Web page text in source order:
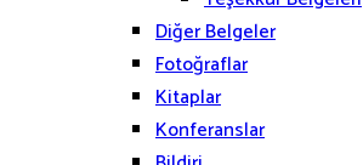
Diğer Belgeler
Fotoğraflar
Kitaplar
Konferanslar